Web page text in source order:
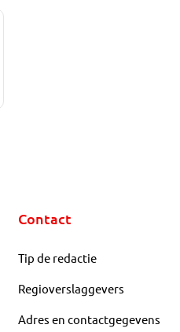
Contact
Tip de redactie
Regioverslaggevers
Adres en contactgegevens